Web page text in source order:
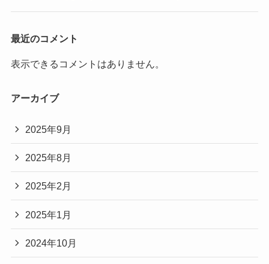
最近のコメント
表示できるコメントはありません。
アーカイブ
2025年9月
2025年8月
2025年2月
2025年1月
2024年10月